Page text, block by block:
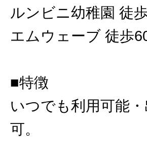
ルンビニ幼稚園 徒
エムウェーブ 徒歩
■特徴
いつでも利用可能
可。